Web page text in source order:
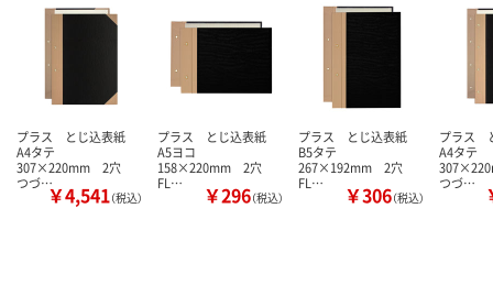
プラス とじ込表紙
A4タテ
307×220mm 2穴
つづ…￥4,541（税込）
プラス とじ込表紙
A5ヨコ
158×220mm 2穴
FL…
￥296（税込）
プラス とじ込表紙
B5タテ
267×192mm 2穴
FL…
￥306（税込）
プラス
A4タテ
つづ…